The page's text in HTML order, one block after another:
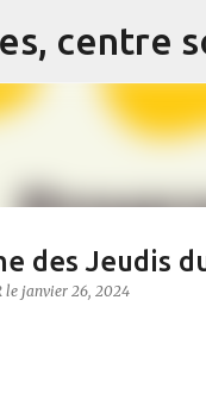
centre
des Jeudis
le janvier 26, 2024